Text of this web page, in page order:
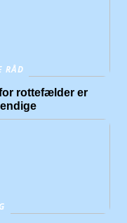
RÅD
rottefælder er